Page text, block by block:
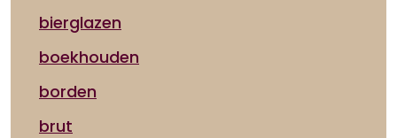
bierglazen
boekhouden
borden
brut